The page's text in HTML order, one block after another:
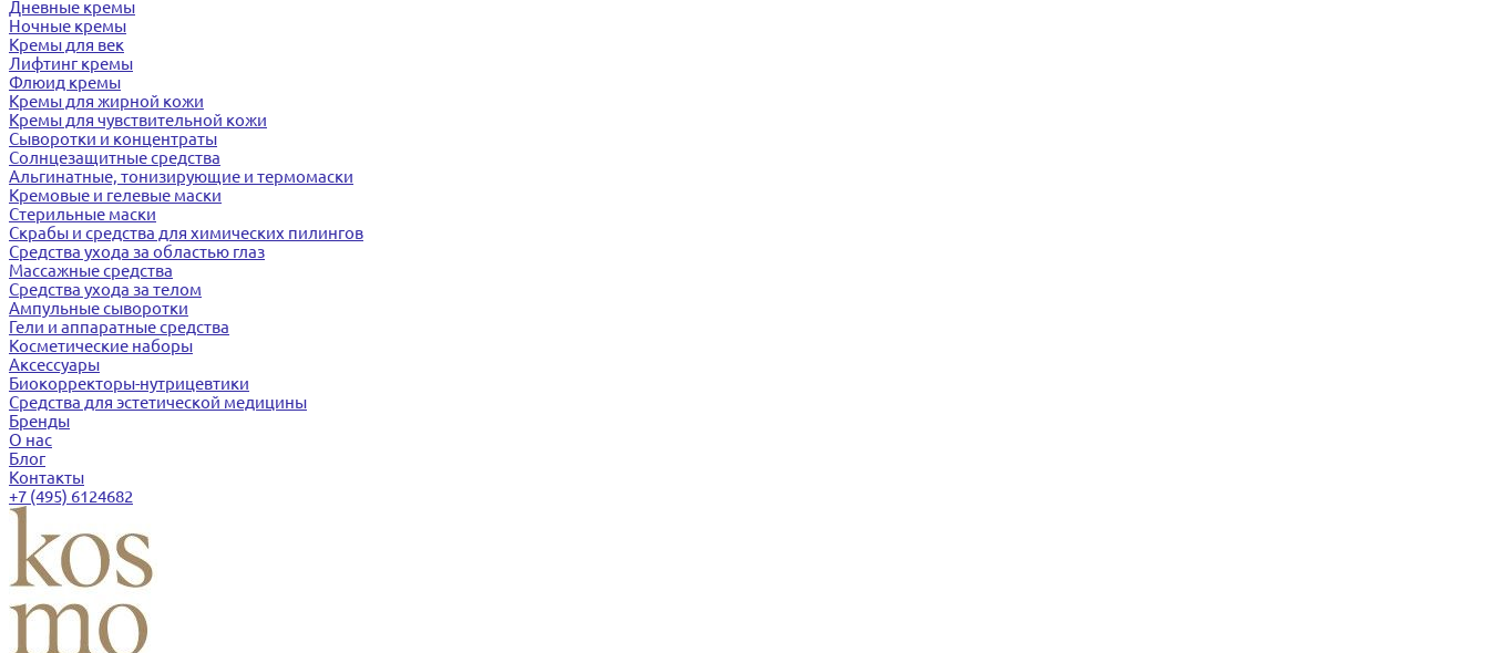
Дневные кремы
Ночные кремы
Кремы для век
Лифтинг кремы
Флюид кремы
Кремы для жирной кожи
Кремы для чувствительной кожи
Сыворотки и концентраты
Солнцезащитные средства
Альгинатные, тонизирующие и термомаски
Кремовые и гелевые маски
Стерильные маски
Скрабы и средства для химических пилингов
Средства ухода за областью глаз
Массажные средства
Средства ухода за телом
Ампульные сыворотки
Гели и аппаратные средства
Косметические наборы
Аксессуары
Биокорректоры-нутрицевтики
Средства для эстетической медицины
Бренды
О нас
Блог
Контакты
+7 (495) 6124682